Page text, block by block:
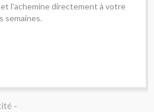
l'achemine directement à votre
semaines.
-